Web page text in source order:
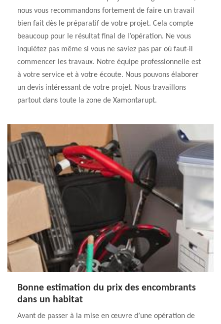
nous vous recommandons fortement de faire un travail
bien fait dès le préparatif de votre projet. Cela compte
beaucoup pour le résultat final de l’opération. Ne vous
inquiétez pas même si vous ne saviez pas par où faut-il
commencer les travaux. Notre équipe professionnelle est
à votre service et à votre écoute. Nous pouvons élaborer
un devis intéressant de votre projet. Nous travaillons
partout dans toute la zone de Xamontarupt.
Bonne estimation du prix des encombrants
dans un habitat
Avant de passer à la mise en œuvre d’une opération de